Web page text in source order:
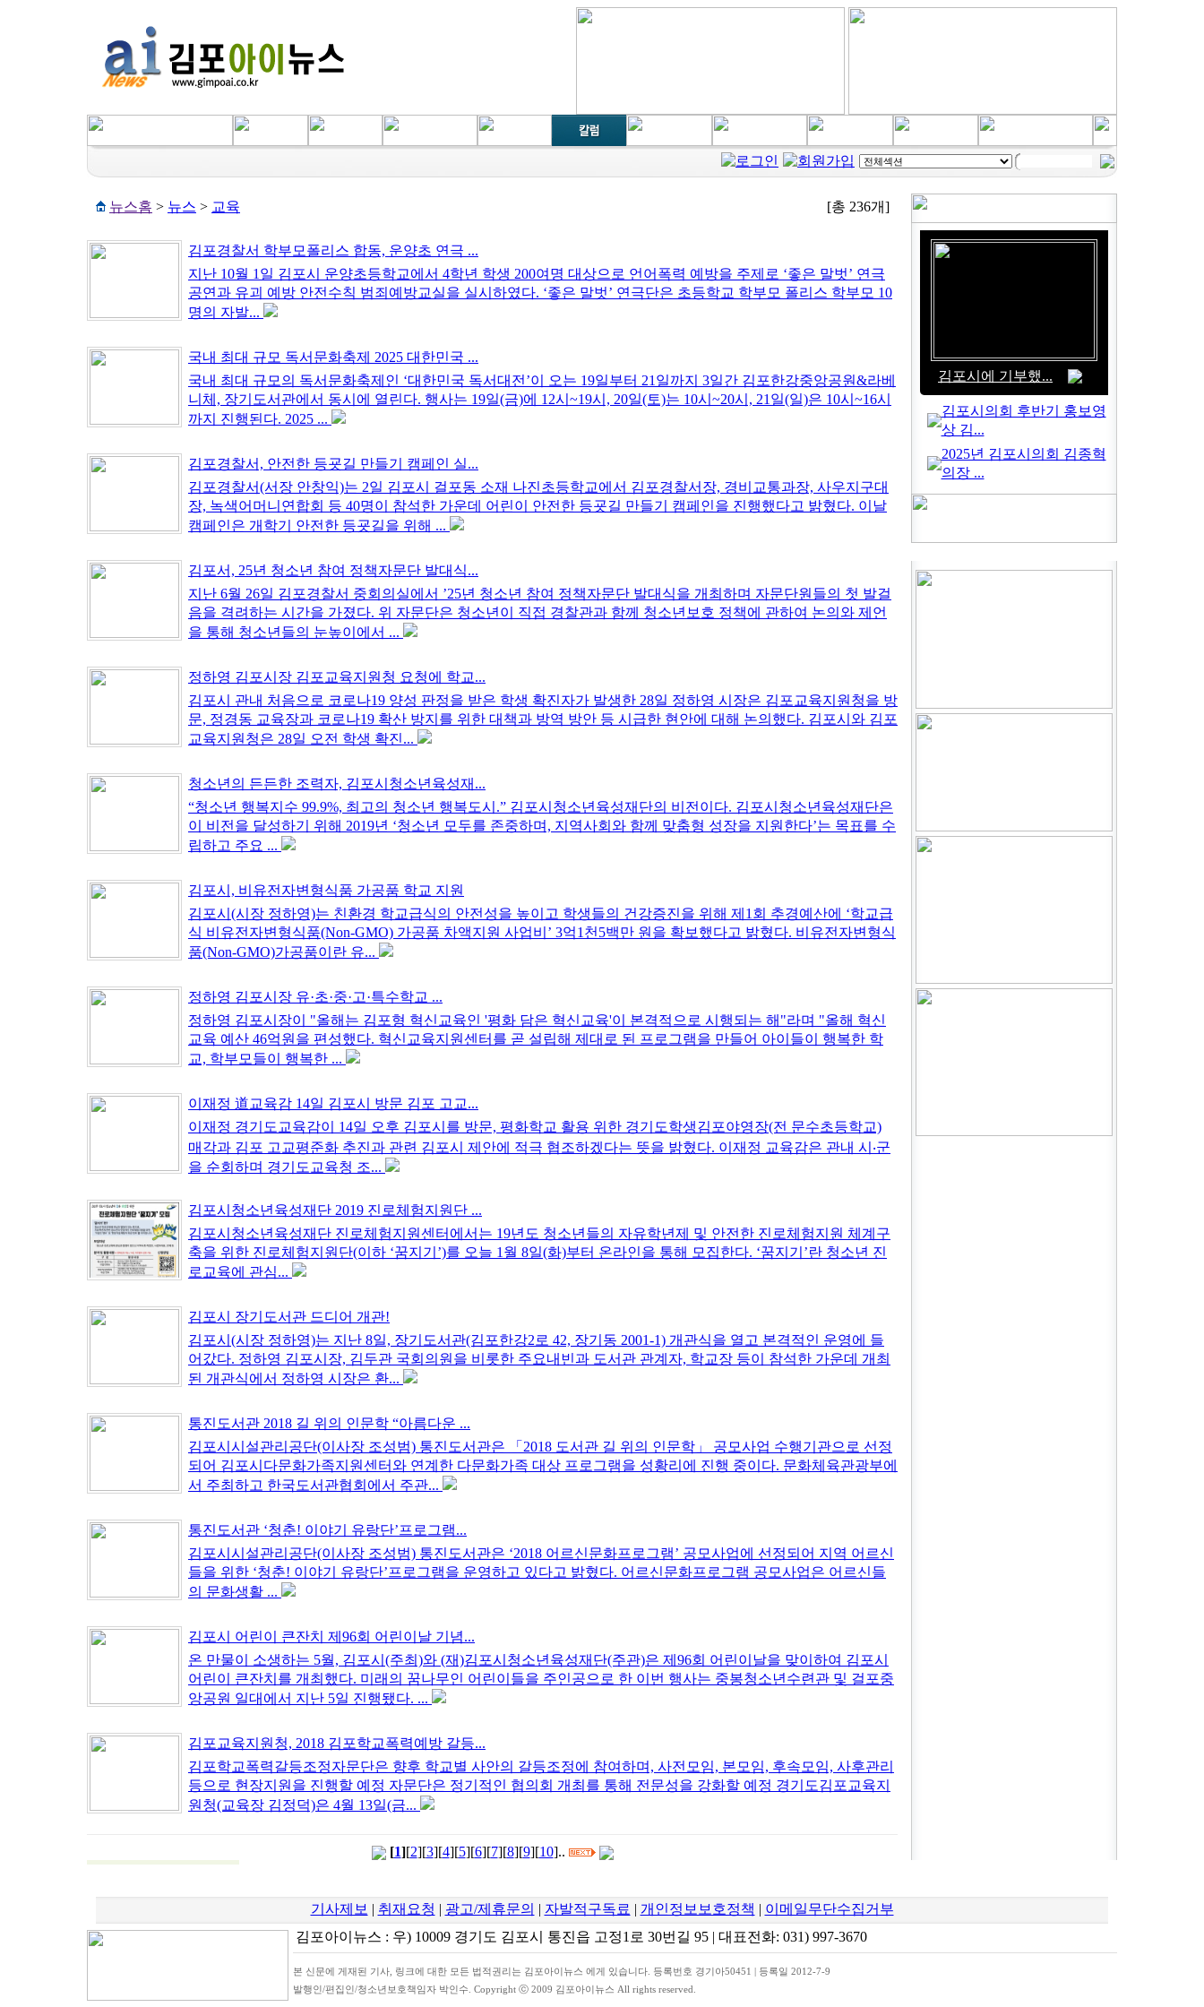
뉴스홈 > 뉴스 > 교육 [총 236개]
김포경찰서 학부모폴리스 합동, 운양초 연극 ...
지난 10월 1일 김포시 운양초등학교에서 4학년 학생 200여명 대상으로 언어폭력 예방을 주제로 ‘좋은 말벗’ 연극
공연과 유괴 예방 안전수칙 범죄예방교실을 실시하였다. ‘좋은 말벗’ 연극단은 초등학교 학부모 폴리스 학부모 10
명의 자발...
국내 최대 규모 독서문화축제 2025 대한민국 ...
국내 최대 규모의 독서문화축제인 ‘대한민국 독서대전’이 오는 19일부터 21일까지 3일간 김포한강중앙공원&라베
니체, 장기도서관에서 동시에 열린다. 행사는 19일(금)에 12시~19시, 20일(토)는 10시~20시, 21일(일)은 10시~16시
까지 진행된다. 2025 ...
김포경찰서, 안전한 등굣길 만들기 캠페인 실...
김포경찰서(서장 안창익)는 2일 김포시 걸포동 소재 나진초등학교에서 김포경찰서장, 경비교통과장, 사우지구대
장, 녹색어머니연합회 등 40명이 참석한 가운데 어린이 안전한 등굣길 만들기 캠페인을 진행했다고 밝혔다. 이날
캠페인은 개학기 안전한 등굣길을 위해 ...
김포서, 25년 청소년 참여 정책자문단 발대식...
지난 6월 26일 김포경찰서 중회의실에서 ’25년 청소년 참여 정책자문단 발대식을 개최하며 자문단원들의 첫 발걸
음을 격려하는 시간을 가졌다. 위 자문단은 청소년이 직접 경찰관과 함께 청소년보호 정책에 관하여 논의와 제언
을 통해 청소년들의 눈높이에서 ...
정하영 김포시장 김포교육지원청 요청에 학교...
김포시 관내 처음으로 코로나19 양성 판정을 받은 학생 확진자가 발생한 28일 정하영 시장은 김포교육지원청을 방
문, 정경동 교육장과 코로나19 확산 방지를 위한 대책과 방역 방안 등 시급한 현안에 대해 논의했다. 김포시와 김포
교육지원청은 28일 오전 학생 확진...
청소년의 든든한 조력자, 김포시청소년육성재...
“청소년 행복지수 99.9%, 최고의 청소년 행복도시.” 김포시청소년육성재단의 비전이다. 김포시청소년육성재단은
이 비전을 달성하기 위해 2019년 ‘청소년 모두를 존중하며, 지역사회와 함께 맞춤형 성장을 지원한다’는 목표를 수
립하고 주요 ...
김포시, 비유전자변형식품 가공품 학교 지원
김포시(시장 정하영)는 친환경 학교급식의 안전성을 높이고 학생들의 건강증진을 위해 제1회 추경예산에 ‘학교급
식 비유전자변형식품(Non-GMO) 가공품 차액지원 사업비’ 3억1천5백만 원을 확보했다고 밝혔다. 비유전자변형식
품(Non-GMO)가공품이란 유...
정하영 김포시장 유·초·중·고·특수학교 ...
정하영 김포시장이 "올해는 김포형 혁신교육인 '평화 담은 혁신교육'이 본격적으로 시행되는 해"라며 "올해 혁신
교육 예산 46억원을 편성했다. 혁신교육지원센터를 곧 설립해 제대로 된 프로그램을 만들어 아이들이 행복한 학
교, 학부모들이 행복한 ...
이재정 道교육감 14일 김포시 방문 김포 고교...
이재정 경기도교육감이 14일 오후 김포시를 방문, 평화학교 활용 위한 경기도학생김포야영장(전 문수초등학교)
매각과 김포 고교평준화 추진과 관련 김포시 제안에 적극 협조하겠다는 뜻을 밝혔다. 이재정 교육감은 관내 시‧군
을 순회하며 경기도교육청 조...
김포시청소년육성재단 2019 진로체험지원단 ...
김포시청소년육성재단 진로체험지원센터에서는 19년도 청소년들의 자유학년제 및 안전한 진로체험지원 체계구
축을 위한 진로체험지원단(이하 ‘꿈지기’)를 오늘 1월 8일(화)부터 온라인을 통해 모집한다. ‘꿈지기’란 청소년 진
로교육에 관심...
김포시 장기도서관 드디어 개관!
김포시(시장 정하영)는 지난 8일, 장기도서관(김포한강2로 42, 장기동 2001-1) 개관식을 열고 본격적인 운영에 들
어갔다. 정하영 김포시장, 김두관 국회의원을 비롯한 주요내빈과 도서관 관계자, 학교장 등이 참석한 가운데 개최
된 개관식에서 정하영 시장은 환...
통진도서관 2018 길 위의 인문학 “아름다운 ...
김포시시설관리공단(이사장 조성범) 통진도서관은 「2018 도서관 길 위의 인문학」 공모사업 수행기관으로 선정
되어 김포시다문화가족지원센터와 연계한 다문화가족 대상 프로그램을 성황리에 진행 중이다. 문화체육관광부에
서 주최하고 한국도서관협회에서 주관...
통진도서관 ‘청춘! 이야기 유랑단’프로그램...
김포시시설관리공단(이사장 조성범) 통진도서관은 ‘2018 어르신문화프로그램’ 공모사업에 선정되어 지역 어르신
들을 위한 ‘청춘! 이야기 유랑단’프로그램을 운영하고 있다고 밝혔다. 어르신문화프로그램 공모사업은 어르신들
의 문화생활 ...
김포시 어린이 큰잔치 제96회 어린이날 기념...
온 만물이 소생하는 5월, 김포시(주최)와 (재)김포시청소년육성재단(주관)은 제96회 어린이날을 맞이하여 김포시
어린이 큰잔치를 개최했다. 미래의 꿈나무인 어린이들을 주인공으로 한 이번 행사는 중봉청소년수련관 및 걸포중
앙공원 일대에서 지난 5일 진행됐다. ...
김포교육지원청, 2018 김포학교폭력예방 갈등...
김포학교폭력갈등조정자문단은 향후 학교별 사안의 갈등조정에 참여하며, 사전모임, 본모임, 후속모임, 사후관리
등으로 현장지원을 진행할 예정 자문단은 정기적인 협의회 개최를 통해 전문성을 강화할 예정 경기도김포교육지
원청(교육장 김정덕)은 4월 13일(금...
[1][2][3][4][5][6][7][8][9][10]..
김포시에 기부했...
김포시의회 후반기 홍보영
상 김...
2025년 김포시의회 김종혁
의장 ...
기사제보 | 취재요청 | 광고/제휴문의 | 자발적구독료 | 개인정보보호정책 | 이메일무단수집거부
김포아이뉴스 : 우) 10009 경기도 김포시 통진읍 고정1로 30번길 95 | 대표전화: 031) 997-3670
본 신문에 게재된 기사, 링크에 대한 모든 법적권리는 김포아이뉴스 에게 있습니다. 등록번호 경기아50451 | 등록일 2012-7-9
발행인/편집인/청소년보호책임자 박인수. Copyright ⓒ 2009 김포아이뉴스 All rights reserved.